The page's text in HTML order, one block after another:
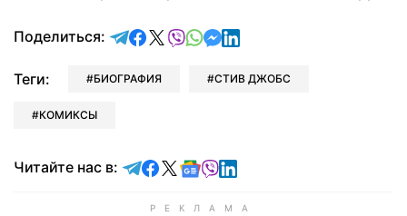
Поделиться: отправить в Telegram
поделиться в Facebook
поделиться в X
отправить в Viber
отправить в Whatsapp
отправить в Messenger
отправить в LinkedIn
Теги: БИОГРАФИЯ СТИВ ДЖОБС
КОМИКСЫ
Читайте нас в: Читайте в Telegram
Читайте в Facebook
Читайте в X
Читайте в Google news
Читайте в Viber
Читайте в LinkedIn